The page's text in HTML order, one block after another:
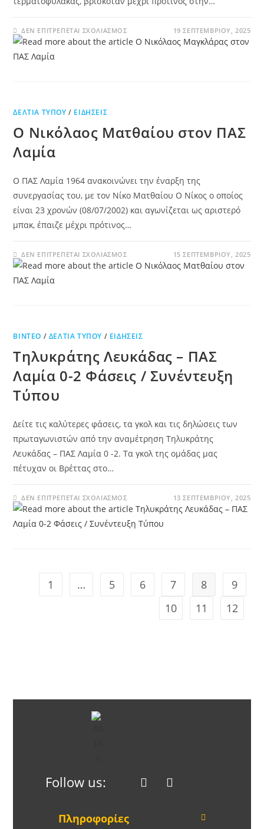
ΔΕΝ ΕΠΙΤΡΈΠΕΤΑΙ ΣΧΟΛΙΑΣΜΌΣ 19 ΣΕΠΤΕΜΒΡΊΟΥ, 2025
ΔΕΛΤΊΑ ΤΎΠΟΥ / ΕΙΔΉΣΕΙΣ
Ο Νικόλαος Ματθαίου στον ΠΑΣ
Λαμία
Ο ΠΑΣ Λαμία 1964 ανακοινώνει την έναρξη της
συνεργασίας του, με τον Νίκο Ματθαίου Ο Νίκος ο οποίος
είναι 23 χρονών (08/07/2002) και αγωνίζεται ως αριστερό
μπακ, έπαιζε μέχρι πρότινος…
ΔΕΝ ΕΠΙΤΡΈΠΕΤΑΙ ΣΧΟΛΙΑΣΜΌΣ 15 ΣΕΠΤΕΜΒΡΊΟΥ, 2025
ΒΊΝΤΕΟ / ΔΕΛΤΊΑ ΤΎΠΟΥ / ΕΙΔΉΣΕΙΣ
Τηλυκράτης Λευκάδας – ΠΑΣ
Λαμία 0-2 Φάσεις / Συνέντευξη
Τύπου
Δείτε τις καλύτερες φάσεις, τα γκολ και τις δηλώσεις των
πρωταγωνιστών από την αναμέτρηση Τηλυκράτης
Λευκάδας – ΠΑΣ Λαμία 0 -2. Τα γκολ της ομάδας μας
πέτυχαν οι Βρέττας στο…
ΔΕΝ ΕΠΙΤΡΈΠΕΤΑΙ ΣΧΟΛΙΑΣΜΌΣ 13 ΣΕΠΤΕΜΒΡΊΟΥ, 2025
1 … 5 6 7 8
9
10
11 12
Follow us:
Πληροφορίες